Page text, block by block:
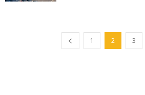
1 2 3